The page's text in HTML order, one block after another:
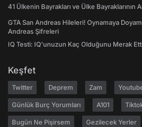
41 Ülkenin Bayrakları ve Ülke Bayraklarının
GTA San Andreas Hileleri! Oynamaya
Andreas Şifreleri
IQ Testi: IQ'unuzun Kaç Olduğunu Merak
Keşfet
Twitter Deprem Zam
Günlük Burç Yorumları A101
Bugün Ne Pişirsem Gezilecek Yerler